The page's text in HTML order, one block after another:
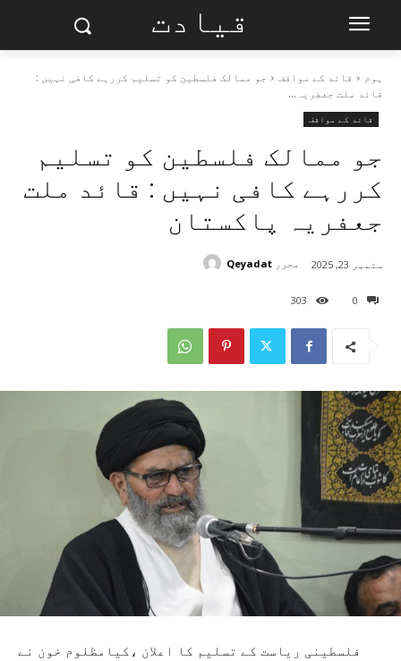
قیادت
ہوم قائد کے مواقف
جو ممالک فلسطین کو تسلیم کررہے کافی نہیں :
قائد ملت جعفریہ...
قائد کے مواقف
جو ممالک فلسطین کو تسلیم
کررہے کافی نہیں : قائد ملت
جعفریہ پاکستان
0
303
ستمبر 23, 2025 محرر Qeyadat
فلسطینی ریاست کے تسلیم کا اعلان ،کیامظلوم خون نے